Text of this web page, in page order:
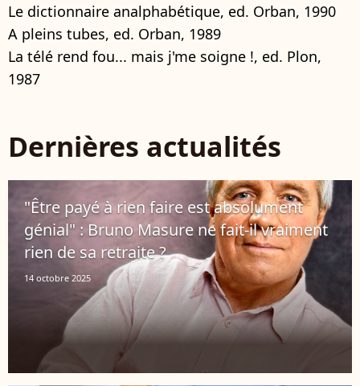
Le dictionnaire analphabétique, ed. Orban, 1990
A pleins tubes, ed. Orban, 1989
La télé rend fou... mais j'me soigne !, ed. Plon,
1987
Dernières actualités
"Être payé à rien faire est absolument
génial" : Bruno Masure ne fait-il vraiment
rien de sa retraite ?
14 octobre 2025